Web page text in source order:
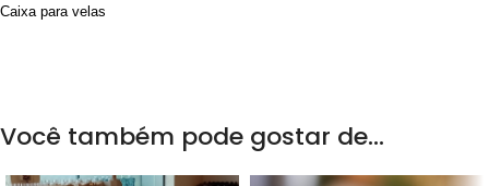
Caixa para velas
Você também pode gostar de…